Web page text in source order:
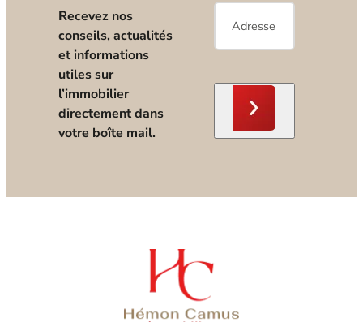
Recevez nos
conseils, actualités
et informations
utiles sur
l’immobilier
directement dans
votre boîte mail.
E-
mail*